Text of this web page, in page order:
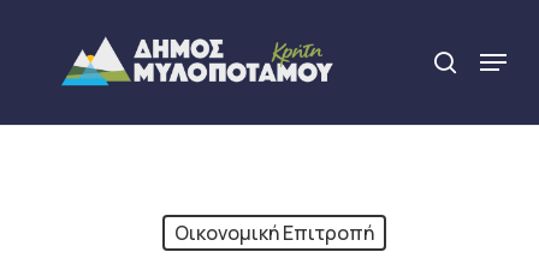
content
search
Menu
Οικονομική Επιτροπή
Close